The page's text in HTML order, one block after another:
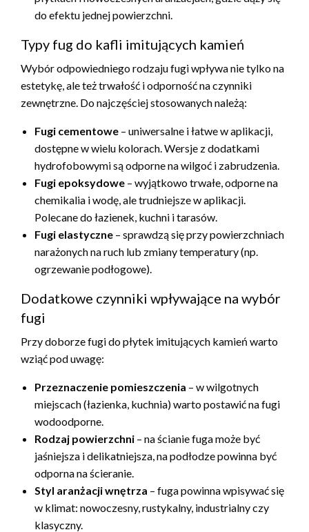
do efektu jednej powierzchni.
Typy fug do kafli imitujących kamień
Wybór odpowiedniego rodzaju fugi wpływa nie tylko na
estetykę, ale też trwałość i odporność na czynniki
zewnętrzne. Do najczęściej stosowanych należą:
Fugi cementowe – uniwersalne i łatwe w aplikacji,
dostępne w wielu kolorach. Wersje z dodatkami
hydrofobowymi są odporne na wilgoć i zabrudzenia.
Fugi epoksydowe – wyjątkowo trwałe, odporne na
chemikalia i wodę, ale trudniejsze w aplikacji.
Polecane do łazienek, kuchni i tarasów.
Fugi elastyczne – sprawdzą się przy powierzchniach
narażonych na ruch lub zmiany temperatury (np.
ogrzewanie podłogowe).
Dodatkowe czynniki wpływające na wybór
fugi
Przy doborze fugi do płytek imitujących kamień warto
wziąć pod uwagę:
Przeznaczenie pomieszczenia – w wilgotnych
miejscach (łazienka, kuchnia) warto postawić na fugi
wodoodporne.
Rodzaj powierzchni – na ścianie fuga może być
jaśniejsza i delikatniejsza, na podłodze powinna być
odporna na ścieranie.
Styl aranżacji wnętrza – fuga powinna wpisywać się
w klimat: nowoczesny, rustykalny, industrialny czy
klasyczny.